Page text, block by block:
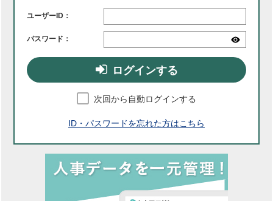
ユーザーID：
パスワード：
ログインする
次回から自動ログインする
ID・パスワードを忘れた方はこちら